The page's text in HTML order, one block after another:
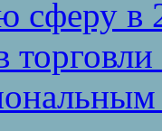
сферу в